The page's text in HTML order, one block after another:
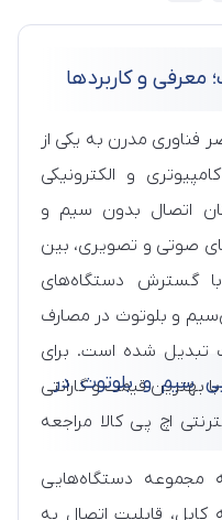
و کاربردها
فناوری مدرن به یکی از
و الکترونیکی
اتصال بدون سیم و
صوتی و تصویری، بین
با گسترش دستگاه‌های
و بلوتوث در مصارف
تبدیل شده است. برای
بهترین قیمت و گارانتی
اچ پی کالا مراجعه
سیم و بلوتوث در
مجموعه دستگاه‌هایی
قابلیت اتصال به